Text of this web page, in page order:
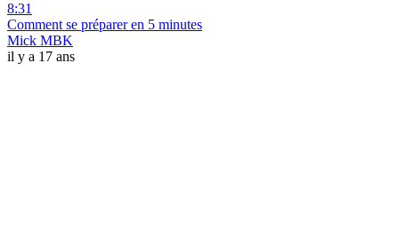
8:31
Comment se préparer en 5 minutes
Mick MBK
il y a 17 ans